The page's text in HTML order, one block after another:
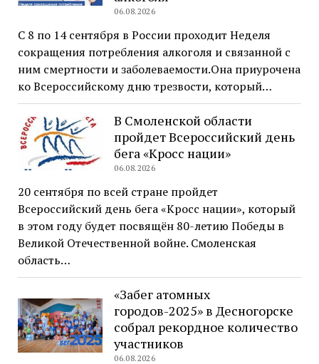
06.08.2026
С 8 по 14 сентября в России проходит Неделя
сокращения потребления алкоголя и связанной с
ним смертности и заболеваемости.Она приурочена
ко Всероссийскому дню трезвости, который…
В Смоленской области
пройдет Всероссийский день
бега «Кросс нации»
06.08.2026
20 сентября по всей стране пройдет
Всероссийский день бега «Кросс нации», который
в этом году будет посвящён 80-летию Победы в
Великой Отечественной войне. Смоленская
область…
«Забег атомных
городов-2025» в Десногорске
собрал рекордное количество
участников
06.08.2026